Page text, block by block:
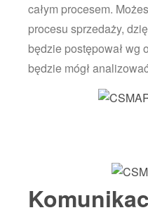
całym procesem.
procesu sprzedaży,
będzie postępował wg
będzie mógł